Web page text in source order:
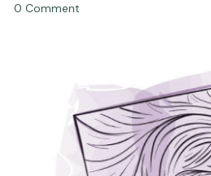
0 Comment